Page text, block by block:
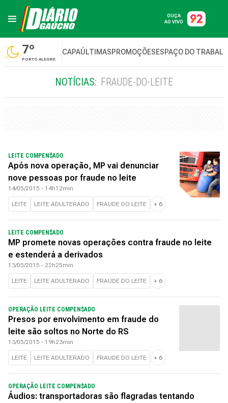
OUÇA
AO VIVO
7º
PORTO ALEGRE
CAPAÚLTIMASPROMOÇÕESESPAÇO DO
NOTÍCIAS: FRAUDE-DO-LEITE
LEITE COMPEN$ADO
Após nova operação, MP vai denunciar
nove pessoas por fraude no leite
14/05/2015 - 14h12min
LEITE LEITE ADULTERADO FRAUDE DO LEITE + 6
LEITE COMPEN$ADO
MP promete novas operações contra fraude no leite
e estenderá a derivados
13/05/2015 - 22h25min
LEITE LEITE ADULTERADO FRAUDE DO LEITE + 6
OPERAÇÃO LEITE COMPEN$ADO
Presos por envolvimento em fraude do
leite são soltos no Norte do RS
13/05/2015 - 19h23min
LEITE LEITE ADULTERADO FRAUDE DO LEITE + 6
OPERAÇÃO LEITE COMPEN$ADO
Áudios: transportadoras são flagradas tentando